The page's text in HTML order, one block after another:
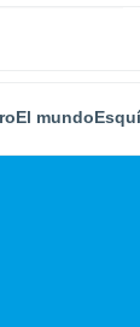
El mundoEsquí